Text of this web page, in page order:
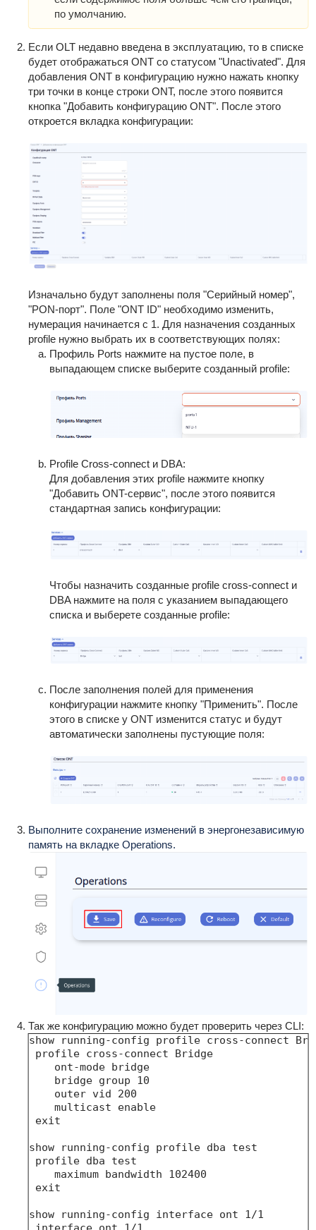
по умолчанию.
Если OLT недавно введена в эксплуатацию, то в списке
будет отображаться ONT со статусом "Unactivated". Для
добавления ONT в конфигурацию нужно нажать кнопку
три точки в конце строки ONT, после этого появится
кнопка "Добавить конфигурацию ONT". После этого
откроется вкладка конфигурации:
Изначально будут заполнены поля "Серийный номер",
"PON-порт". Поле "ONT ID" необходимо изменить,
нумерация начинается с 1. Для назначения созданных
profile нужно выбрать их в соответствующих полях:
Профиль Ports нажмите на пустое поле, в
выпадающем списке выберите созданный profile:
Profile Cross-connect и DBA:
Для добавления этих profile нажмите кнопку
"Добавить ONT-сервис", после этого появится
стандартная запись конфигурации:
Чтобы назначить созданные profile cross-connect и
DBA нажмите на поля с указанием выпадающего
списка и выберете созданные profile:
После заполнения полей для применения
конфигурации нажмите кнопку "Применить". После
этого в списке у ONT изменится статус и будут
автоматически заполнены пустующие поля:
Выполните сохранение изменений в энергонезависимую
память на вкладке Operations.
Так же конфигурацию можно будет проверить через CLI:
show running-config profile cross-connect
profile cross-connect Bridge
    ont-mode bridge
    bridge group 10
    outer vid 200
    multicast enable
exit
show running-config profile dba test
profile dba test
    maximum bandwidth 102400
exit
show running-config interface ont 1/1